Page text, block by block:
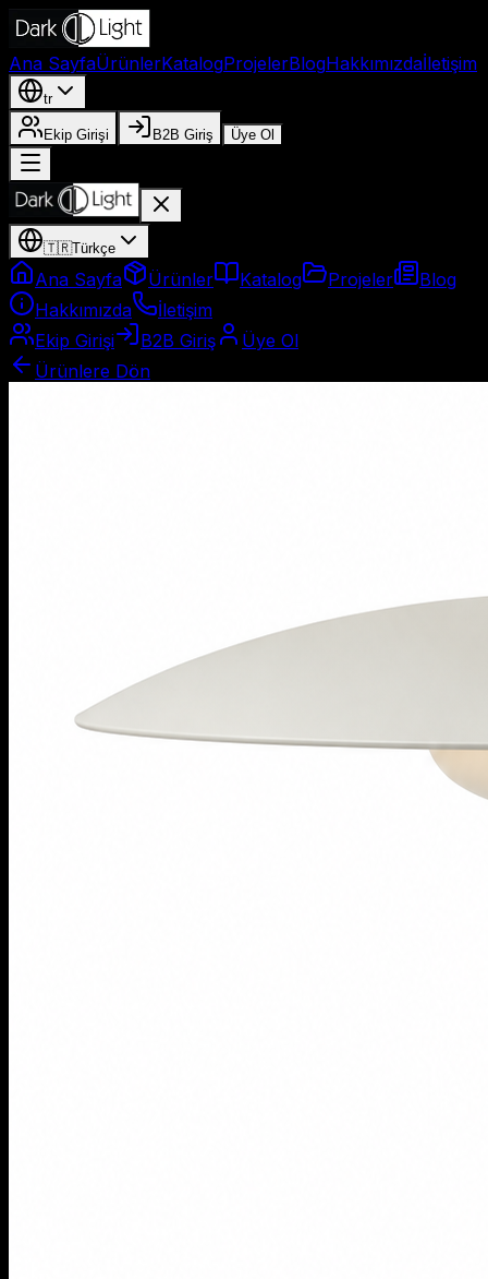
Ana SayfaÜrünlerKatalogProjelerBlogHakkımızdaİletişim
tr
Ekip Girişi B2B Giriş Üye Ol
🇹🇷Türkçe
Ana Sayfa Ürünler Katalog Projeler
Blog
Hakkımızda
İletişim
Ekip Girişi
B2B Giriş
Üye Ol
Ürünlere Dön